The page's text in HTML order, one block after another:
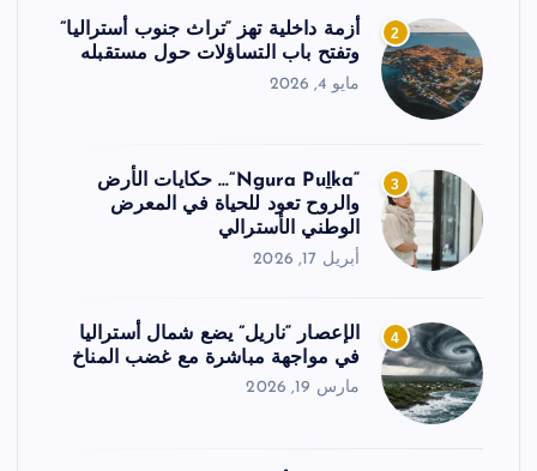
2
أزمة داخلية تهز “تراث جنوب أستراليا”
وتفتح باب التساؤلات حول مستقبله
مايو 4, 2026
3
“Ngura Puḻka”… حكايات الأرض
والروح تعود للحياة في المعرض
الوطني الأسترالي
أبريل 17, 2026
4
الإعصار “ناريل” يضع شمال أستراليا
في مواجهة مباشرة مع غضب المناخ
مارس 19, 2026